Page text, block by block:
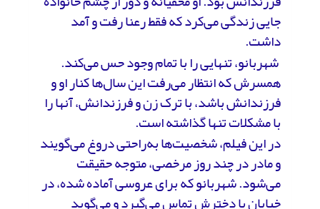
جایی زندگی می‌کرد که فقط رعنا رفت و آمد
داشت.
شهربانو، تنهایی را با تمام وجود حس می‌کند.
همسرش که انتظار می‌رفت این سال‌ها کنار او و
فرزندانش باشد، با ترک زن و فرزندانش، آنها را
با مشکلات تنها گذاشته است.
در این فیلم، شخصیت‌ها به‌راحتی دروغ می‌گویند
و مادر در چند روز مرخصی، متوجه حقیقت
می‌شود. شهربانو که برای عروسی آماده شده، در
خیابان با دخترش تماس می‌گیرد و می‌گوید